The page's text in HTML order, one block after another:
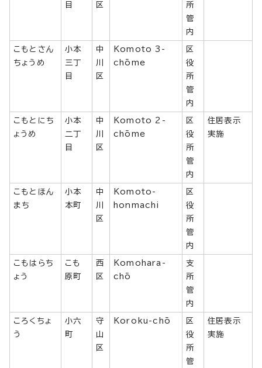
目
区
所
管
内
こもとさん
ちょうめ
小本
三丁
目
中
川
区
Komoto 3-
chōme
区
役
所
管
内
こもとにち
ょうめ
小本
二丁
目
中
川
区
Komoto 2-
chōme
区
役
所
管
内
住居表示
実施
こもとほん
まち
小本
本町
中
川
区
Komoto-
honmachi
区
役
所
管
内
こもはらち
ょう
こも
原町
西
区
Komohara-
chō
支
所
管
内
ころくちょ
う
小六
町
守
山
区
Koroku-chō
区
役
所
管
住居表示
実施